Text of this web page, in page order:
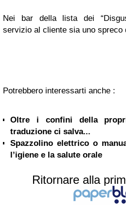
Nei bar della lista dei
servizio al cliente sia uno spreco
Potrebbero interessarti anche :
Oltre i confini della
traduzione ci salva...
Spazzolino elettrico o
l’igiene e la salute orale
Ritornare alla